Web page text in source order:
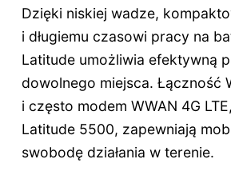
Dzięki niskiej wadze,
i długiemu czasowi pracy na
Latitude umożliwia efektywną
dowolnego miejsca. Łączność
i często modem WWAN 4G
Latitude 5500, zapewniają
swobodę działania w terenie.